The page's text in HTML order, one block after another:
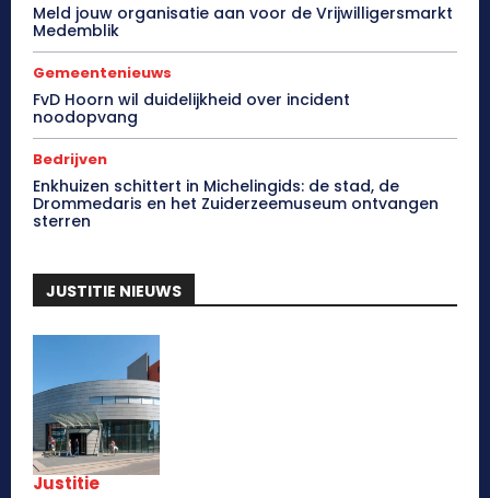
Meld jouw organisatie aan voor de Vrijwilligersmarkt
Medemblik
Gemeentenieuws
FvD Hoorn wil duidelijkheid over incident
noodopvang
Bedrijven
Enkhuizen schittert in Michelingids: de stad, de
Drommedaris en het Zuiderzeemuseum ontvangen
sterren
JUSTITIE NIEUWS
Justitie